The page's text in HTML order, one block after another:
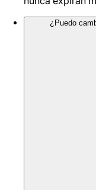
¿Puedo